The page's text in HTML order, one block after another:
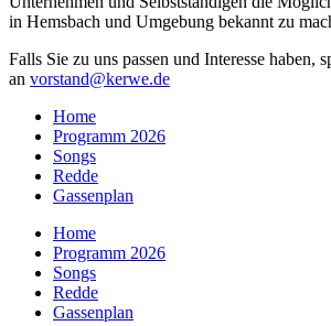
in Hemsbach und Umgebung bekannt zu
Falls Sie zu uns passen und Interesse haben,
an vorstand@kerwe.de
Home
Programm 2026
Songs
Redde
Gassenplan
Home
Programm 2026
Songs
Redde
Gassenplan